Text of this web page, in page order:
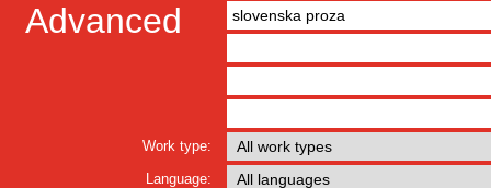
Advanced
Work type:
Language: